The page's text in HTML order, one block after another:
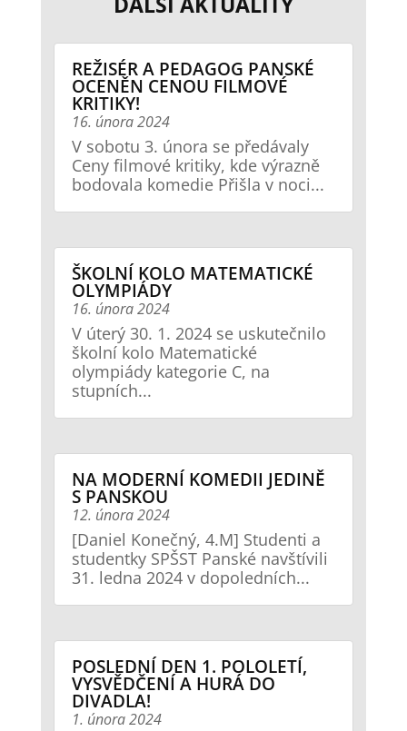
REŽISÉR A PEDAGOG PANSKÉ
OCENĚN CENOU FILMOVÉ
KRITIKY!
16. února 2024
V sobotu 3. února se předávaly
Ceny filmové kritiky, kde výrazně
bodovala komedie Přišla v noci...
ŠKOLNÍ KOLO MATEMATICKÉ
OLYMPIÁDY
16. února 2024
V úterý 30. 1. 2024 se uskutečnilo
školní kolo Matematické
olympiády kategorie C, na
stupních...
NA MODERNÍ KOMEDII JEDINĚ
S PANSKOU
12. února 2024
[Daniel Konečný, 4.M] Studenti a
studentky SPŠST Panské navštívili
31. ledna 2024 v dopoledních...
POSLEDNÍ DEN 1. POLOLETÍ,
VYSVĚDČENÍ A HURÁ DO
DIVADLA!
1. února 2024